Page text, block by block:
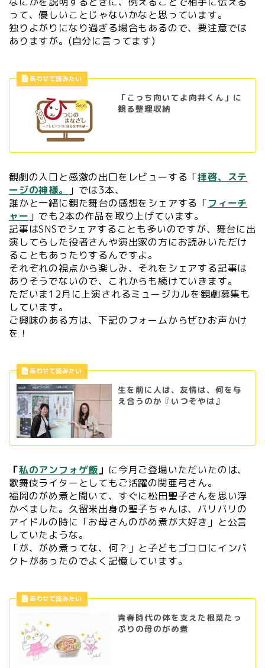
って、優しいことじゃないかなと思っています。
独りよがりになり過ぎる場合もあるので、要注意では
ありますが。(自分に言ってます)
「こっち向いてよ向井くん」に
観る整理収納
観劇の入口と感激の出口をレビューする「拝啓、ステ
ージの神様。
」では3本、
誰かと一緒に観た舞台の感想をシェアする「フィーチ
ャー 」でも2本の作品を取り上げています。
記事はSNSでシェアすることも多いのですが、舞台に出
演してらした役者さんや演出家の方にお読みいただけ
ることもあったりするんですよ。
それぞれの視点から楽しみ、それをシェアする記事は
ありそうでないので、これからも続けていきます。
ただいま12月に上演されるミュージカルを観劇募集も
しています。
ご興味のある方は、下記のフォームからぜひお声かけ
を！
生を前に人は、友情は、何を与
え合うのか『いつぞやは』
「私のアンフォゲ飯 」 に今月ご登場いただいたのは、
歌舞伎ライターとしてもご活躍の関亜弓さん。
福岡のがめ煮と聞いて、すぐに松田聖子さんを思い浮
かべました。久留米出身の聖子ちゃんは、バリバリの
アイドルの時に「お母さんのがめ煮が大好き」と公言
していたような。
「が、がめ煮ってな、何？」と子どもゴコロにインパ
クトがあったのでよく記憶しています。
青春時代の体を支えた根菜たっ
ぷりの母のがめ煮